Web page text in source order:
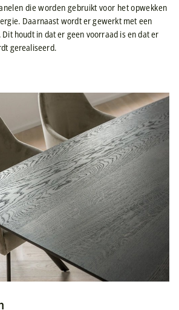
die worden gebruikt voor het opwekken
Daarnaast wordt er gewerkt met een
houdt in dat er geen voorraad is en dat er
gerealiseerd.